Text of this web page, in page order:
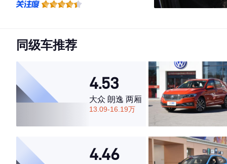
·空间表现一般，低于82%同级车
同级车推荐
4.53
大众 朗逸 两厢
13.09-16.19万
4.46